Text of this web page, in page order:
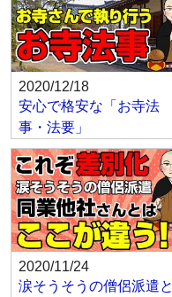
2020/12/18
安心で格安な「お寺法
事・法要」
2020/11/24
涙そうそうの僧侶派遣と